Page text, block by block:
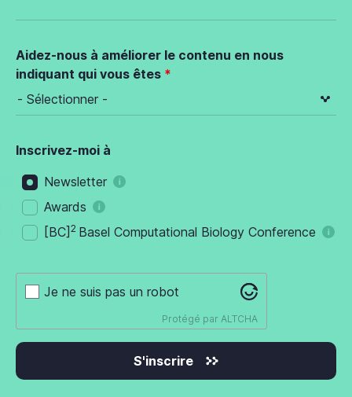
Aidez-nous à améliorer le contenu en nous
indiquant qui vous êtes
Inscrivez-moi à
Newsletter
Awards
[BC] 2 Basel Computational Biology Conference
Je ne suis pas un robot
Protégé par ALTCHA
S'inscrire